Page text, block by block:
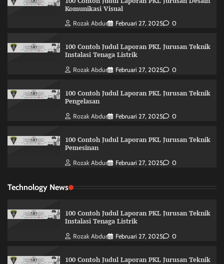
Komunikasi Visual
Rozak Abdur Februari 27, 2025 0
100 Contoh Judul Laporan PKL Jurusan Teknik
Instalasi Tenaga Listrik
Rozak Abdur Februari 27, 2025 0
100 Contoh Judul Laporan PKL Jurusan Teknik
Pengelasan
Rozak Abdur Februari 27, 2025 0
100 Contoh Judul Laporan PKL Jurusan Teknik
Pemesinan
Rozak Abdur Februari 27, 2025 0
Technology News
100 Contoh Judul Laporan PKL Jurusan Teknik
Instalasi Tenaga Listrik
Rozak Abdur Februari 27, 2025 0
100 Contoh Judul Laporan PKL Jurusan Teknik